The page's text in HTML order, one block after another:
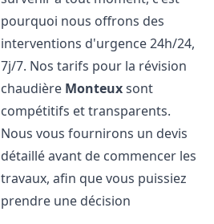
pourquoi nous offrons des
interventions d'urgence 24h/24,
7j/7. Nos tarifs pour la révision
chaudière Monteuxsont
compétitifs et transparents.
Nous vous fournirons un devis
détaillé avant de commencer les
travaux, afin que vous puissiez
prendre une décision